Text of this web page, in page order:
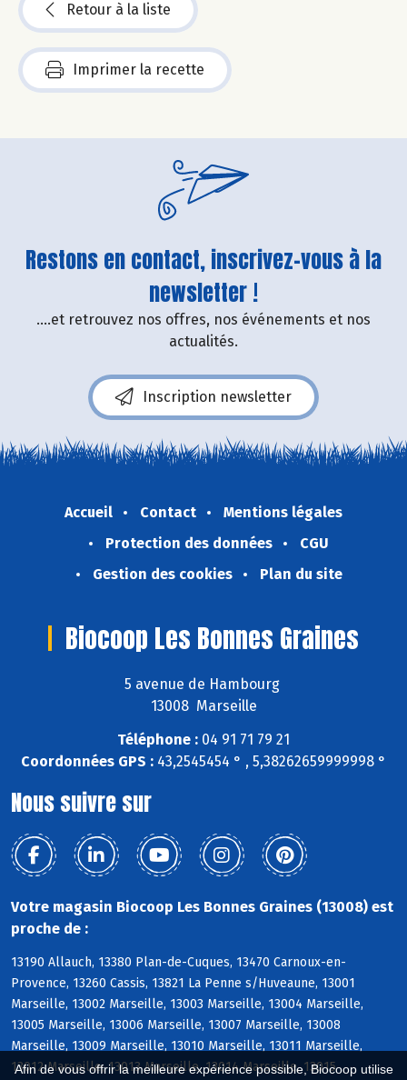
Afin de vous offrir la meilleure expérience possible, Biocoop utilise
Retour à la liste
Imprimer la recette
Restons en contact, inscrivez-vous à la
newsletter !
....et retrouvez nos offres, nos événements et nos
actualités.
Inscription newsletter
Accueil Contact
Mentions légales
Protection des données
CGU
Gestion des cookies
Plan du site
Biocoop Les Bonnes Graines
5 avenue de Hambourg
13008 Marseille
Téléphone : 04 91 71 79 21
Coordonnées GPS : 43,2545454 ° , 5,38262659999998 °
Nous suivre sur
Votre magasin Biocoop Les Bonnes Graines (13008) est
proche de :
13190 Allauch, 13380 Plan-de-Cuques, 13470 Carnoux-en-
Provence, 13260 Cassis, 13821 La Penne s/Huveaune, 13001
Marseille, 13002 Marseille, 13003 Marseille, 13004 Marseille,
13005 Marseille, 13006 Marseille, 13007 Marseille, 13008
Marseille, 13009 Marseille, 13010 Marseille, 13011 Marseille,
13012 Marseille, 13013 Marseille, 13014 Marseille, 13015